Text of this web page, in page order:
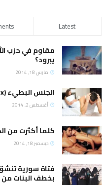
Latest
مقاوم في حزب
يبرود؟
مارس 18, 2014
الجنس البطيء (Slow Sex )
أغسطس 2, 2014
كلما أكثرت من
ديسمبر 18, 2014
فتاة سورية
بخطف البنات